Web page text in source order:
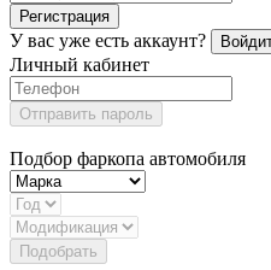
Регистрация
У вас уже есть аккаунт?
Личный кабинет
Отправить пароль
Подбор фаркопа автомобиля
Подобрать